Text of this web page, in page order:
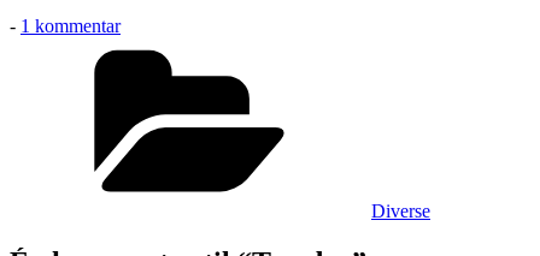
- 1 kommentartil
Torsdag
Diverse